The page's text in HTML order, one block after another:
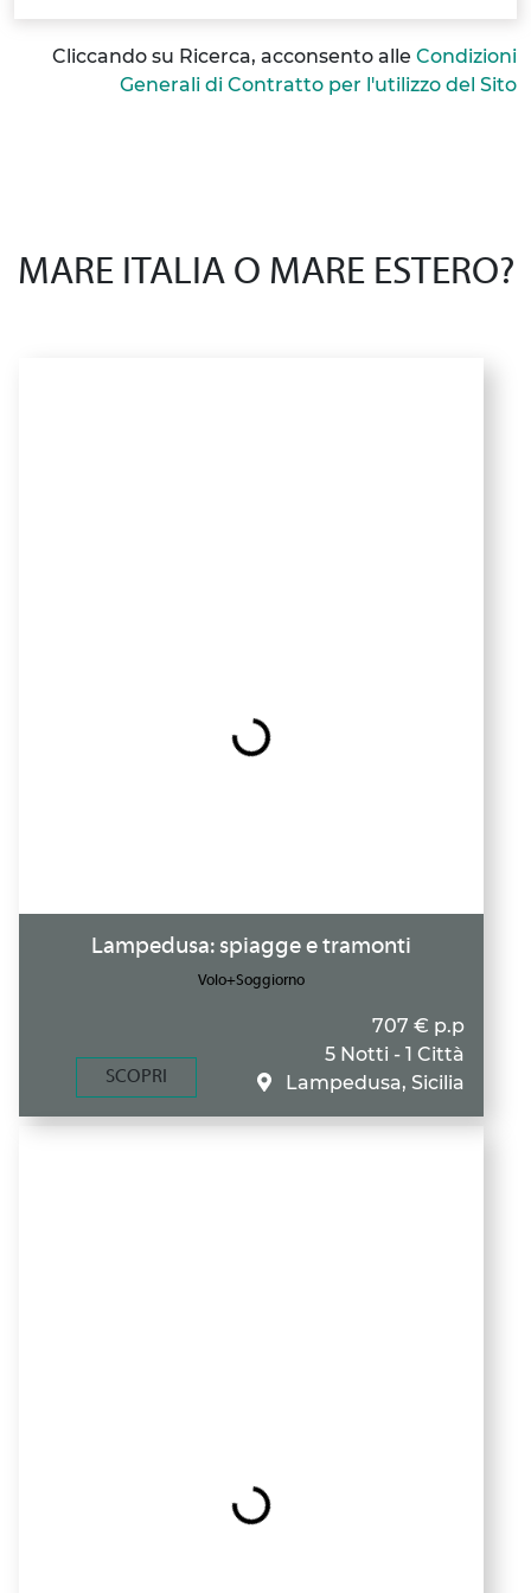
Cliccando su Ricerca, acconsento alle Condizioni
Generali di Contratto per l'utilizzo del Sito
MARE ITALIA O MARE ESTERO?
Lampedusa: spiagge e tramonti
Volo+Soggiorno
SCOPRI
707 € p.p
5 Notti - 1 Città
Lampedusa, Sicilia